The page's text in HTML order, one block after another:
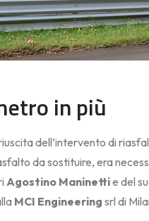
in più
dell’intervento di
da sostituire, era
Agostino Maninettie del
MCI Engineering srl di